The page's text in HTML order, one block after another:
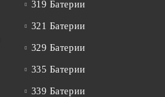
319 Батерии
321 Батерии
329 Батерии
335 Батерии
339 Батерии